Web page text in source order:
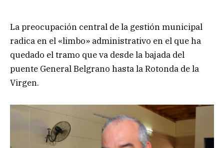
La preocupación central de la gestión municipal
radica en el «limbo» administrativo en el que ha
quedado el tramo que va desde la bajada del
puente General Belgrano hasta la Rotonda de la
Virgen.